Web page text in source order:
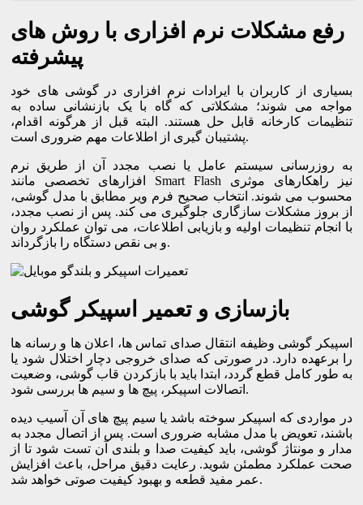
رفع مشکلات نرم افزاری با روش های
پیشرفته
بسیاری از کاربران با ایرادات نرم افزاری در گوشی های خود
مواجه می شوند؛ مشکلاتی که گاه با یک بازنشانی ساده به
تنظیمات کارخانه قابل حل هستند. البته قبل از هرگونه اقدام،
پشتیبان گیری از اطلاعات مهم ضروری است.
به روزرسانی سیستم عامل یا نصب مجدد آن از طریق نرم
افزارهای تخصصی مانند Smart Flash نیز راهکارهای موثری
محسوب می شوند. انتخاب صحیح فرم ویر مطابق با مدل گوشی،
از بروز مشکلات سازگاری جلوگیری می کند. پس از نصب مجدد،
با انجام تنظیمات اولیه و بازیابی اطلاعات، می توان عملکرد روان
و بی نقص دستگاه را بازگرداند.
بازسازی و تعمیر اسپیکر گوشی
اسپیکر گوشی وظیفه انتقال صدای تماس ها، اعلان ها و رسانه ها
را برعهده دارد. در صورتی که صدای خروجی دچار اختلال شود یا
به طور کامل قطع گردد، ابتدا باید با بازکردن قاب گوشی، وضعیت
اتصالات اسپیکر، پیچ ها و سیم ها بررسی شود.
در مواردی که اسپیکر سوخته باشد یا سیم پیچ های آن آسیب دیده
باشند، تعویض با مدل مشابه ضروری است. پس از اتصال مجدد به
مدار و مونتاژ گوشی، باید کیفیت صدا و بلندی آن تست شود تا از
صحت عملکرد مطمئن شوید. رعایت دقیق مراحل، باعث افزایش
عمر مفید قطعه و بهبود کیفیت صوتی خواهد شد.